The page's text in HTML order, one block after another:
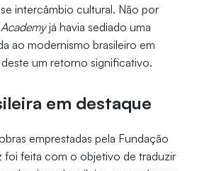
intercâmbio cultural. Não por
já havia sediado uma
ao modernismo brasileiro em
um retorno significativo.
em destaque
emprestadas pela Fundação
foi feita com o objetivo de traduzir